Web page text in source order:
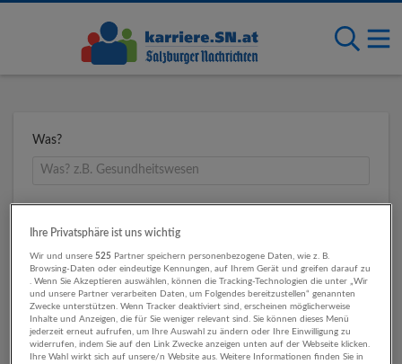
Was?
Umkreis
Ihre Privatsphäre ist uns wichtig
Wir und unsere525 Partner speichern personenbezogene Daten, wie z. B.
Browsing-Daten oder eindeutige Kennungen, auf Ihrem Gerät und greifen darauf zu
. Wenn Sie Akzeptieren auswählen, können die Tracking-Technologien die unter „Wir
und unsere Partner verarbeiten Daten, um Folgendes bereitzustellen“ genannten
Zwecke unterstützen. Wenn Tracker deaktiviert sind, erscheinen möglicherweise
Inhalte und Anzeigen, die für Sie weniger relevant sind. Sie können dieses Menü
jederzeit erneut aufrufen, um Ihre Auswahl zu ändern oder Ihre Einwilligung zu
widerrufen, indem Sie auf den Link Zwecke anzeigen unten auf der Webseite klicken.
Ihre Wahl wirkt sich auf unsere/n Website aus. Weitere Informationen finden Sie in